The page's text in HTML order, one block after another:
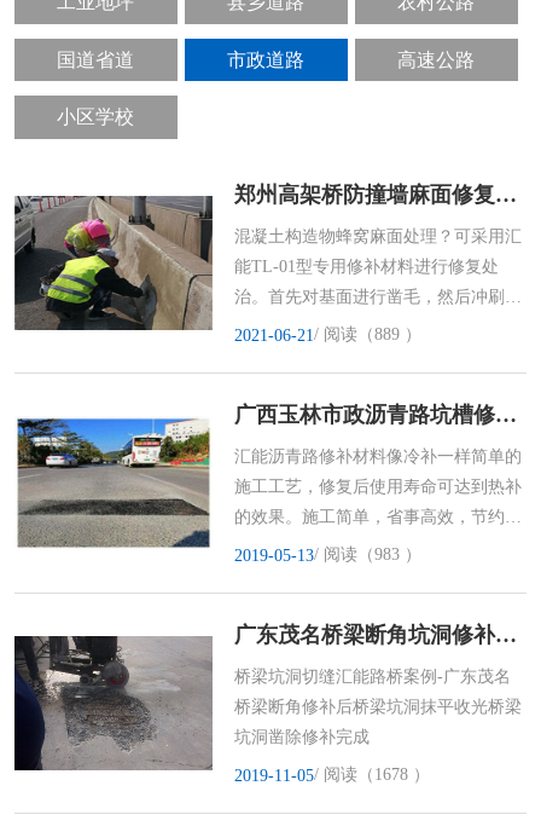
国道省道 市政道路 高速公路
小区学校
郑州高架桥防撞墙麻面修复方案
混凝土构造物蜂窝麻面处理？可采用汇
能TL-01型专用修补材料进行修复处
治。首先对基面进行凿毛，然后冲刷湿
润，材料按要求加水搅拌均匀，再对病
2021-06-21/ 阅读（889 ）
广西玉林市政沥青路坑槽修复方案
汇能沥青路修补材料像冷补一样简单的
施工工艺，修复后使用寿命可达到热补
的效果。施工简单，省事高效，节约资
源。
2019-05-13/ 阅读（983 ）
广东茂名桥梁断角坑洞修补案例
桥梁坑洞切缝汇能路桥案例-广东茂名
桥梁断角修补后桥梁坑洞抹平收光桥梁
坑洞凿除修补完成
2019-11-05/ 阅读（1678 ）